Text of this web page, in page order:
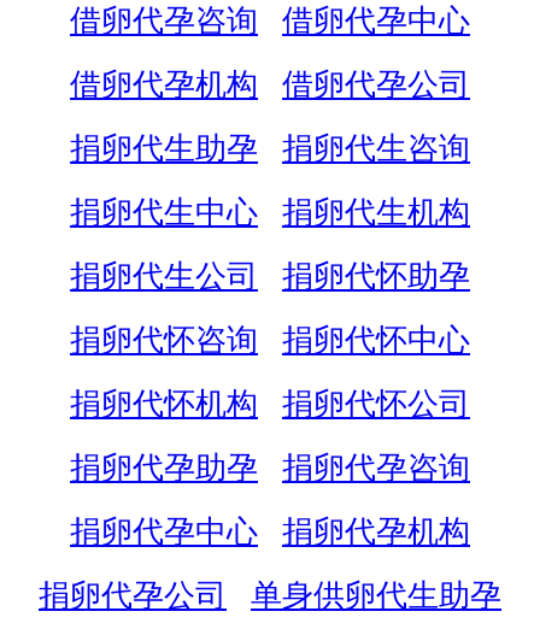
借卵代孕咨询
借卵代孕中心
借卵代孕机构
借卵代孕公司
捐卵代生助孕
捐卵代生咨询
捐卵代生中心
捐卵代生机构
捐卵代生公司
捐卵代怀助孕
捐卵代怀咨询
捐卵代怀中心
捐卵代怀机构
捐卵代怀公司
捐卵代孕助孕
捐卵代孕咨询
捐卵代孕中心
捐卵代孕机构
捐卵代孕公司
单身供卵代生助孕